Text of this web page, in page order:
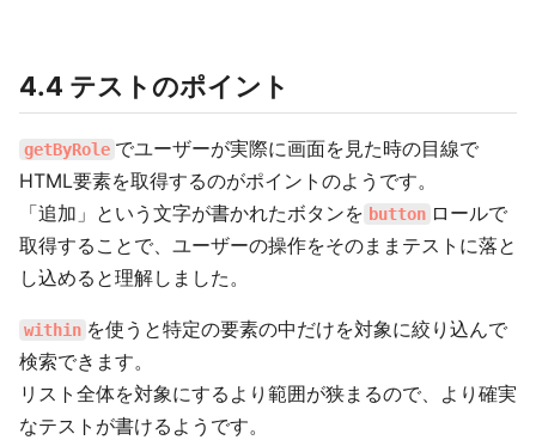
4.4 テストのポイント
getByRole でユーザーが実際に画面を見た時の目線で
HTML要素を取得するのがポイントのようです。
「追加」という文字が書かれたボタンを button ロールで
取得することで、ユーザーの操作をそのままテストに落と
し込めると理解しました。
within を使うと特定の要素の中だけを対象に絞り込んで
検索できます。
リスト全体を対象にするより範囲が狭まるので、より確実
なテストが書けるようです。